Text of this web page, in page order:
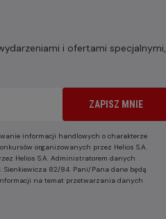
i ofertami specjalnymi,
ZAPISZ MNIE
informacji handlowych o charakterze
organizowanych przez Helios S.A.
Helios S.A. Administratorem danych
Sienkiewicza 82/84. Pani/Pana dane będą
na temat przetwarzania danych